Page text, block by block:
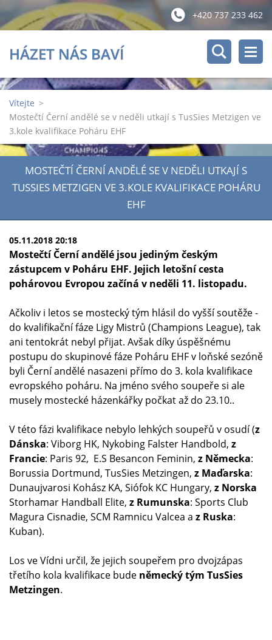
+420 737 233 462
HÁZET NÁS BAVÍ
Vítejte >
Mostečtí Černí andělé se v neděli utkají s TusSies Metzigen ve
3.kole kvalifikace Poháru EHF
MOSTEČTÍ ČERNÍ ANDĚLÉ SE V NEDĚLI UTKAJÍ S
TUSSIES METZIGEN VE 3.KOLE KVALIFIKACE POHÁRU
EHF
05.11.2018 20:18
Mostečtí Černí andělé jsou jediným českým
zástupcem v Poháru EHF. Jejich letošní cesta
pohárovou Evropou začíná v neděli 11. listopadu.
Ačkoliv i letos se mostecký tým hlásil do vyšší soutěže -
do kvalifikační fáze Ligy Mistrů (Champions League), tak
ani tentokrát nebyl přijat. Avšak díky úspěšnému
postupu do skupinové fáze Poháru EHF v loňské sezóně
byli Černí andělé nasazeni přímo do 3. kola kvalifikace
evropského poháru. Na jméno svého soupeře si ale
musely mostecké házenkářky počkat až do 23.10..
V této fázi kvalifikace nebylo lehkých soupeřů v osudí (z
Dánska: Viborg HK, Nykobing Falster Handbold, z
Francie: Paris 92, E.S Besancon Feminin, z Německa:
Borussia Dortmund, TusSies Metzingen, z Maďarska:
Dunaujvarosi Kohász KA, Siófok KC Hungary, z Norska
Storhamar Handball Elite, z Rumunska: Sports Club
Magura Cisnadie, SCM Ramnicu Valcea a z Ruska:
Kuban).
Los ve Vídni určil, že jejich soupeřem pro dvojzápas
třetího kola kvalifikace bude německý tým TusSies
Metzingen.